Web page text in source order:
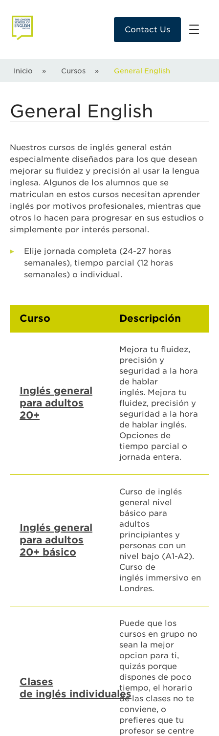
Contact Us
Inicio » Cursos » General English
General English
Nuestros cursos de inglés general están
especialmente diseñados para los que desean
mejorar su fluidez y precisión al usar la lengua
inglesa. Algunos de los alumnos que se
matriculan en estos cursos necesitan aprender
inglés por motivos profesionales, mientras que
otros lo hacen para progresar en sus estudios o
simplemente por interés personal.
Elije jornada completa (24-27 horas
semanales), tiempo parcial (12 horas
semanales) o individual.
Curso Descripción
Inglés general
para adultos
20+
Mejora tu fluidez,
precisión y
seguridad a la hora
de hablar
inglés. Mejora tu
fluidez, precisión y
seguridad a la hora
de hablar inglés.
Opciones de
tiempo parcial o
jornada entera.
Inglés general
para adultos
20+ básico
Curso de inglés
general nivel
básico para
adultos
principiantes y
personas con un
nivel bajo (A1-A2).
Curso de
inglés immersivo en
Londres.
Clases
de inglés individuales
Puede que los
cursos en grupo no
sean la mejor
opcion para ti,
quizás porque
dispones de poco
tiempo, el horario
de las clases no te
conviene, o
prefieres que tu
profesor se centre